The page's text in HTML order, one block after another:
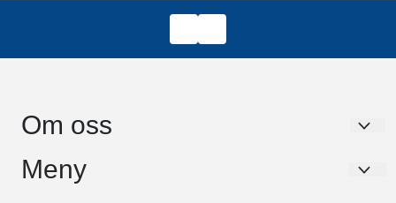
Om oss
Dykkerservice Nord AS
Meny